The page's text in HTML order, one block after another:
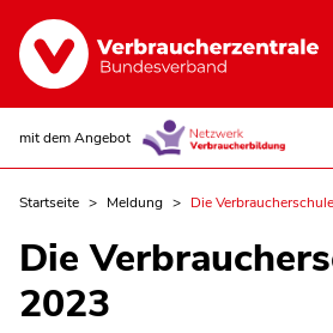
mit dem Angebot
Startseite Meldung Die
Die
2023